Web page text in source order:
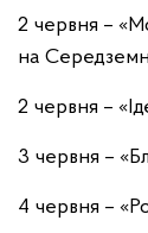
2 червня –
на
2 червня –
3 червня –
4 червня –